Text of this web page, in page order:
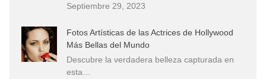
Septiembre 29, 2023
Fotos Artísticas de las Actrices de Hollywood
Más Bellas del Mundo
Descubre la verdadera belleza capturada en
esta…